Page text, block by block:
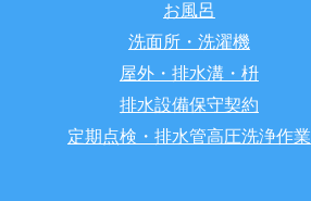
お風呂
洗面所・洗濯機
屋外・排水溝・枡
排水設備保守契約
定期点検・排水管高圧洗浄作業